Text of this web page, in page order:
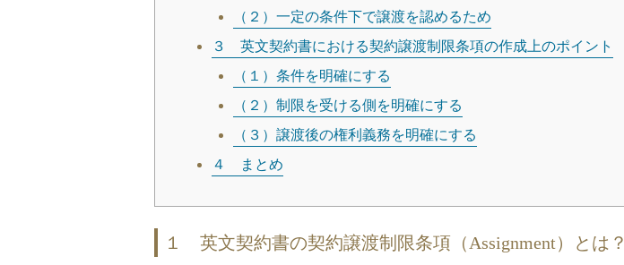
（２）一定の条件下で譲渡を認めるため
３ 英文契約書における契約譲渡制限条項の作成上のポイント
（１）条件を明確にする
（２）制限を受ける側を明確にする
（３）譲渡後の権利義務を明確にする
４ まとめ
１ 英文契約書の契約譲渡制限条項（Assignment）とは？